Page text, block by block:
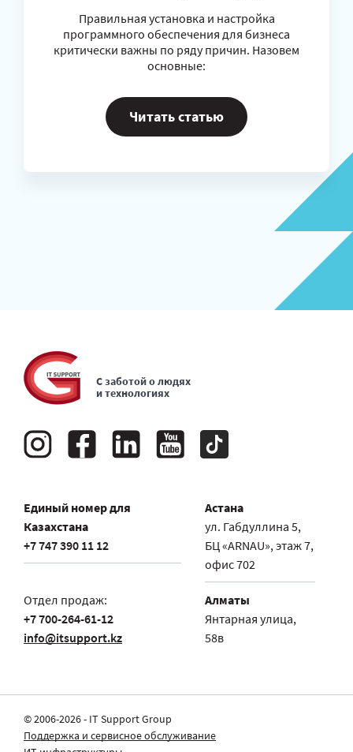
Правильная установка и настройка
программного обеспечения для бизнеса
критически важны по ряду причин. Назовем
основные:
Читать статью
С заботой о людях
и технологиях
Единый номер для
Казахстана
+7 747 390 11 12
Отдел продаж:
+7 700-264-61-12
info@itsupport.kz
Астана
ул. Габдуллина 5,
БЦ «ARNAU», этаж 7,
офис 702
Алматы
Янтарная улица,
58в
© 2006-2026 - IT Support Group
Поддержка и сервисное обслуживание